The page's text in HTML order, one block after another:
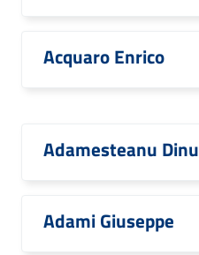
Acquaro Enrico
Adamesteanu Dinu
Adami Giuseppe